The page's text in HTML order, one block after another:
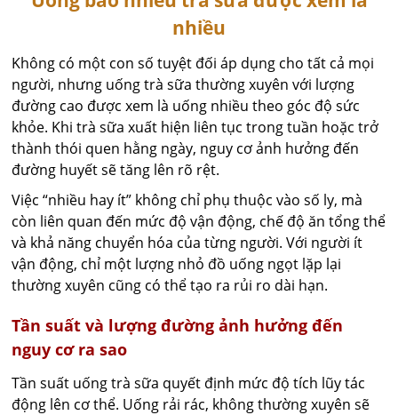
nhiều
Không có một con số tuyệt đối áp dụng cho tất cả mọi
người, nhưng uống trà sữa thường xuyên với lượng
đường cao được xem là uống nhiều theo góc độ sức
khỏe. Khi trà sữa xuất hiện liên tục trong tuần hoặc trở
thành thói quen hằng ngày, nguy cơ ảnh hưởng đến
đường huyết sẽ tăng lên rõ rệt.
Việc “nhiều hay ít” không chỉ phụ thuộc vào số ly, mà
còn liên quan đến mức độ vận động, chế độ ăn tổng thể
và khả năng chuyển hóa của từng người. Với người ít
vận động, chỉ một lượng nhỏ đồ uống ngọt lặp lại
thường xuyên cũng có thể tạo ra rủi ro dài hạn.
Tần suất và lượng đường ảnh hưởng đến
nguy cơ ra sao
Tần suất uống trà sữa quyết định mức độ tích lũy tác
động lên cơ thể. Uống rải rác, không thường xuyên sẽ